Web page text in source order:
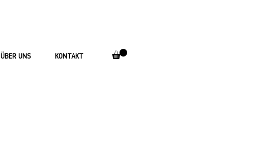
ÜBER UNS KONTAKT